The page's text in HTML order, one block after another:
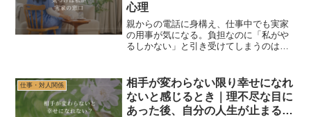
心理
親からの電話に身構え、仕事中でも実家
の用事が気になる。負担なのに「私がや
るしかない」と引き受けてしまうのはな
し、必要な援助と背負いすぎを分ける考
え方を解説します。
仕事・対人関係
相手が変わらない限り幸せになれ
ないと感じるとき｜理不尽な目に
あった後、自分の人生が止まる理